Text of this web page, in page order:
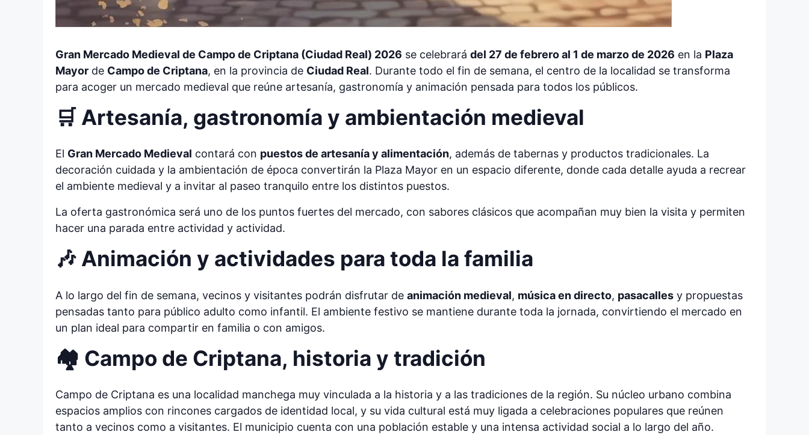
Gran Mercado Medieval de Campo de Criptana (Ciudad Real) 2026 se celebrará del 27 de febrero al 1 de marzo de 2026 en la Plaza
Mayor de Campo de Criptana, en la provincia de Ciudad Real. Durante todo el fin de semana, el centro de la localidad se transforma
para acoger un mercado medieval que reúne artesanía, gastronomía y animación pensada para todos los públicos.
🛒 Artesanía, gastronomía y ambientación medieval
El Gran Mercado Medieval contará con puestos de artesanía y alimentación, además de tabernas y productos tradicionales. La
decoración cuidada y la ambientación de época convertirán la Plaza Mayor en un espacio diferente, donde cada detalle ayuda a recrear
el ambiente medieval y a invitar al paseo tranquilo entre los distintos puestos.
La oferta gastronómica será uno de los puntos fuertes del mercado, con sabores clásicos que acompañan muy bien la visita y permiten
hacer una parada entre actividad y actividad.
🎶 Animación y actividades para toda la familia
A lo largo del fin de semana, vecinos y visitantes podrán disfrutar de animación medieval, música en directo, pasacalles y propuestas
pensadas tanto para público adulto como infantil. El ambiente festivo se mantiene durante toda la jornada, convirtiendo el mercado en
un plan ideal para compartir en familia o con amigos.
🏘️ Campo de Criptana, historia y tradición
Campo de Criptana es una localidad manchega muy vinculada a la historia y a las tradiciones de la región. Su núcleo urbano combina
espacios amplios con rincones cargados de identidad local, y su vida cultural está muy ligada a celebraciones populares que reúnen
tanto a vecinos como a visitantes. El municipio cuenta con una población estable y una intensa actividad social a lo largo del año.